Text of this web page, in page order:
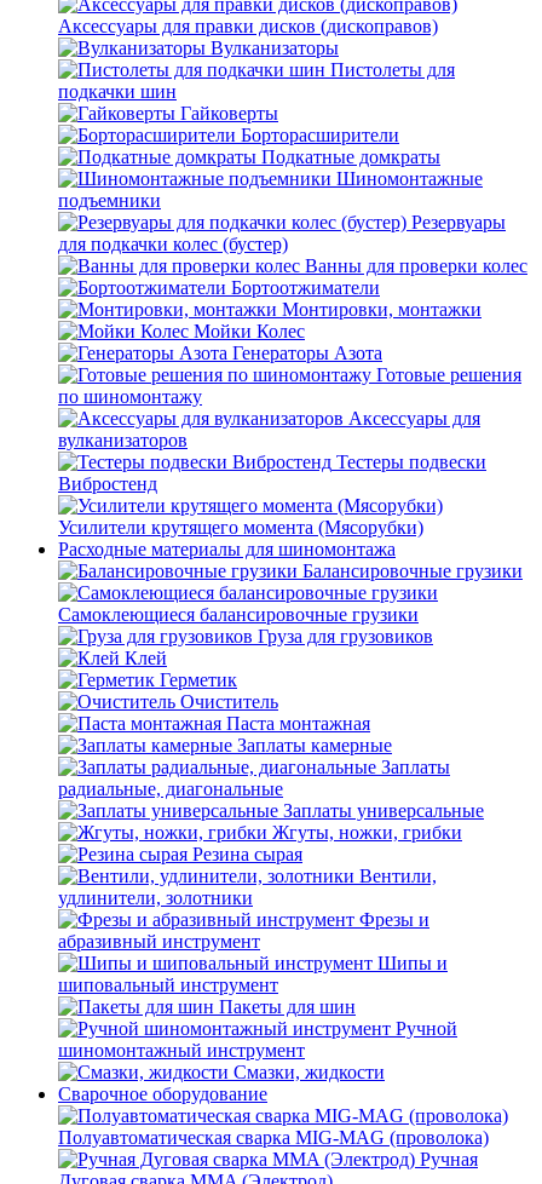
Аксессуары для правки дисков (дископравов)
Вулканизаторы
Пистолеты для
подкачки шин
Гайковерты
Борторасширители
Подкатные домкраты
Шиномонтажные
подъемники
Резервуары
для подкачки колес (бустер)
Ванны для проверки колес
Бортоотжиматели
Монтировки, монтажки
Мойки Колес
Генераторы Азота
Готовые решения
по шиномонтажу
Аксессуары для
вулканизаторов
Тестеры подвески
Вибростенд
Усилители крутящего момента (Мясорубки)
Расходные материалы для шиномонтажа
Балансировочные грузики
Самоклеющиеся балансировочные грузики
Груза для грузовиков
Клей
Герметик
Очиститель
Паста монтажная
Заплаты камерные
Заплаты
радиальные, диагональные
Заплаты универсальные
Жгуты, ножки, грибки
Резина сырая
Вентили,
удлинители, золотники
Фрезы и
абразивный инструмент
Шипы и
шиповальный инструмент
Пакеты для шин
Ручной
шиномонтажный инструмент
Смазки, жидкости
Сварочное оборудование
Полуавтоматическая сварка MIG-MAG (проволока)
Ручная